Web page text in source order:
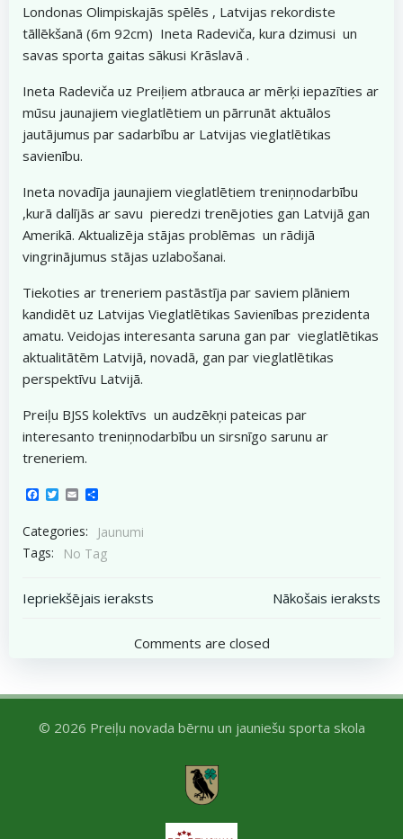
Londonas Olimpiskajās spēlēs , Latvijas rekordiste
tāllēkšanā (6m 92cm) Ineta Radeviča, kura dzimusi un
savas sporta gaitas sākusi Krāslavā .
Ineta Radeviča uz Preiļiem atbrauca ar mērķi iepazīties ar
mūsu jaunajiem vieglatlētiem un pārrunāt aktuālos
jautājumus par sadarbību ar Latvijas vieglatlētikas
savienību.
Ineta novadīja jaunajiem vieglatlētiem treniņnodarbību
,kurā dalījās ar savu pieredzi trenējoties gan Latvijā gan
Amerikā. Aktualizēja stājas problēmas un rādijā
vingrinājumus stājas uzlabošanai.
Tiekoties ar treneriem pastāstīja par saviem plāniem
kandidēt uz Latvijas Vieglatlētikas Savienības prezidenta
amatu. Veidojas interesanta saruna gan par vieglatlētikas
aktualitātēm Latvijā, novadā, gan par vieglatlētikas
perspektīvu Latvijā.
Preiļu BJSS kolektīvs un audzēkņi pateicas par
interesanto treniņnodarbību un sirsnīgo sarunu ar
treneriem.
Facebook
Twitter
Email
Categories:
Jaunumi
Tags:
No Tag
Post
navigation
Iepriekšējais ieraksts
navigation
Nākošais ieraksts
Comments are closed
© 2026 Preiļu novada bērnu un jauniešu sporta skola